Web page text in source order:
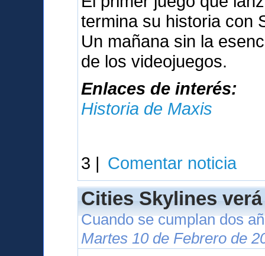
termina su historia con
Un mañana sin la
de los videojuegos.
Enlaces de interés:
Historia de Maxis
3 | Comentar noticia
Cities Skylines
Cuando se cumplan dos
Martes 10 de Febrero de